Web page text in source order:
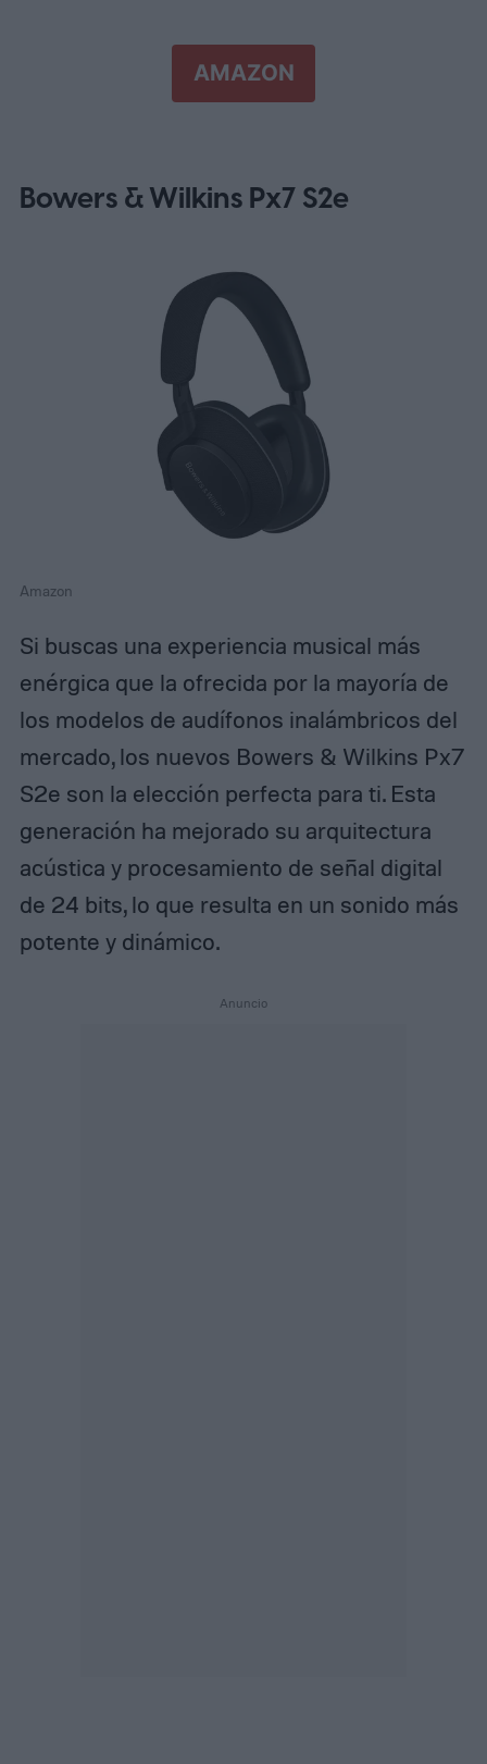
AMAZON
Bowers & Wilkins Px7 S2e
Amazon
Si buscas una experiencia musical más
enérgica que la ofrecida por la mayoría de
los modelos de audífonos inalámbricos del
mercado, los nuevos Bowers & Wilkins Px7
S2e son la elección perfecta para ti. Esta
generación ha mejorado su arquitectura
acústica y procesamiento de señal digital
de 24 bits, lo que resulta en un sonido más
potente y dinámico.